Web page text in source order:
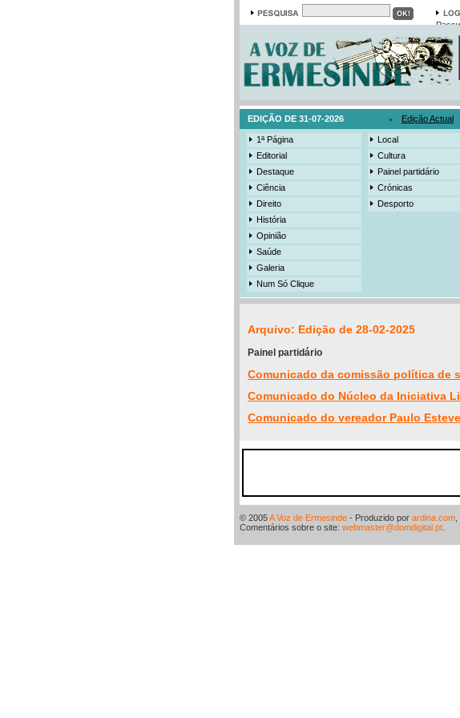
EDIÇÃO DE 31-07-2026 Edição Actual
1ª Página
Editorial
Destaque
Ciência
Direito
História
Opinião
Saúde
Galeria
Num Só Clique
Local
Cultura
Painel partidário
Crónicas
Desporto
Arquivo: Edição de 28-02-2025
Painel partidário
Comunicado da comissão política de
Comunicado do Núcleo da Iniciativa
Comunicado do vereador Paulo
© 2005A Voz de Ermesinde - Produzido por ardina.com
Comentários sobre o site: webmaster@domdigital.pt